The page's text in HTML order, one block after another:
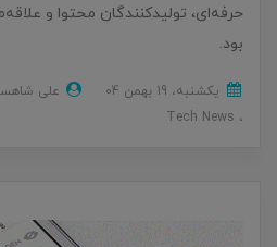
حرفه‌ای، تولیدکنندگان محتوا و
بود.
یکشنبه، 19 بهمن 04 علی
Tech News